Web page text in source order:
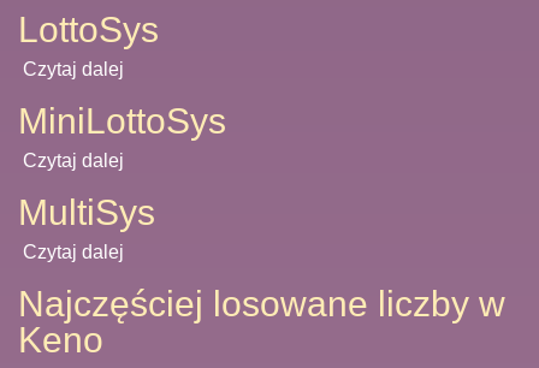
LottoSys
Czytaj dalej
MiniLottoSys
Czytaj dalej
MultiSys
Czytaj dalej
Najczęściej losowane liczby w
Keno